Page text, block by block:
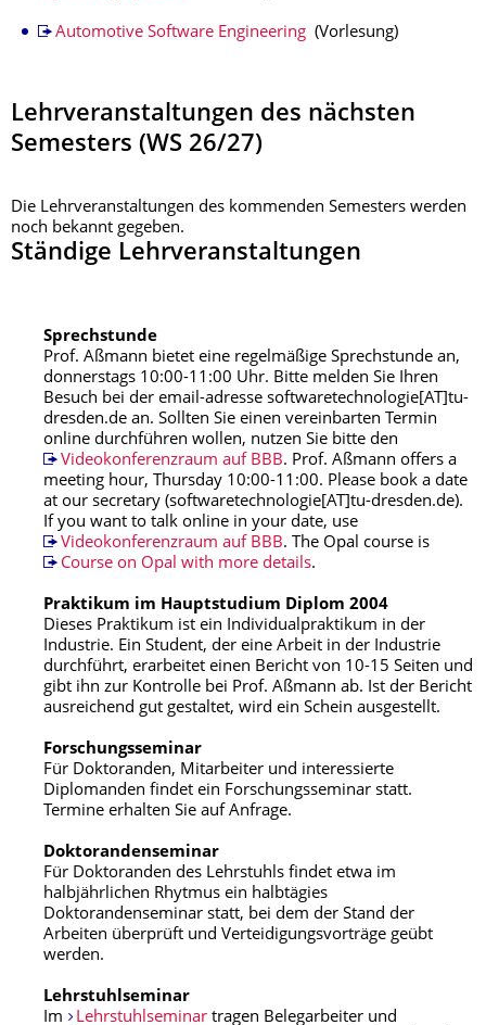
Automotive Software Engineering (Vorlesung)
Lehrveranstaltungen des nächsten
Semesters (WS 26/27)
Die Lehrveranstaltungen des kommenden Semesters werden
noch bekannt gegeben.
Ständige Lehrveranstaltungen
Sprechstunde
Prof. Aßmann bietet eine regelmäßige Sprechstunde an,
donnerstags 10:00-11:00 Uhr. Bitte melden Sie Ihren
Besuch bei der email-adresse softwaretechnologie[AT]tu-
dresden.de an. Sollten Sie einen vereinbarten Termin
online durchführen wollen, nutzen Sie bitte den
Videokonferenzraum auf BBB. Prof. Aßmann offers a
meeting hour, Thursday 10:00-11:00. Please book a date
at our secretary (softwaretechnologie[AT]tu-dresden.de).
If you want to talk online in your date, use
Videokonferenzraum auf BBB. The Opal course is
Course on Opal with more details.
Praktikum im Hauptstudium Diplom 2004
Dieses Praktikum ist ein Individualpraktikum in der
Industrie. Ein Student, der eine Arbeit in der Industrie
durchführt, erarbeitet einen Bericht von 10-15 Seiten und
gibt ihn zur Kontrolle bei Prof. Aßmann ab. Ist der Bericht
ausreichend gut gestaltet, wird ein Schein ausgestellt.
Forschungsseminar
Für Doktoranden, Mitarbeiter und interessierte
Diplomanden findet ein Forschungsseminar statt.
Termine erhalten Sie auf Anfrage.
Doktorandenseminar
Für Doktoranden des Lehrstuhls findet etwa im
halbjährlichen Rhytmus ein halbtägies
Doktorandenseminar statt, bei dem der Stand der
Arbeiten überprüft und Verteidigungsvorträge geübt
werden.
Lehrstuhlseminar
Im
Lehrstuhlseminartragen Belegarbeiter und